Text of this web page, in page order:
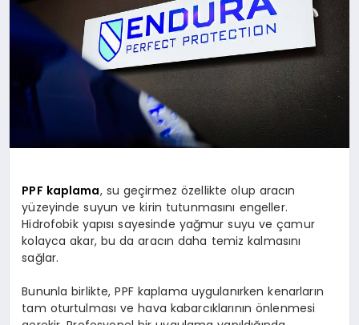
DÜNYA
SAĞLIK
PPF kaplama, su geçirmez özellikte olup aracın
yüzeyinde suyun ve kirin tutunmasını engeller.
Hidrofobik yapısı sayesinde yağmur suyu ve çamur
kolayca akar, bu da aracın daha temiz kalmasını
sağlar.
Bununla birlikte, PPF kaplama uygulanırken kenarların
tam oturtulması ve hava kabarcıklarının önlenmesi